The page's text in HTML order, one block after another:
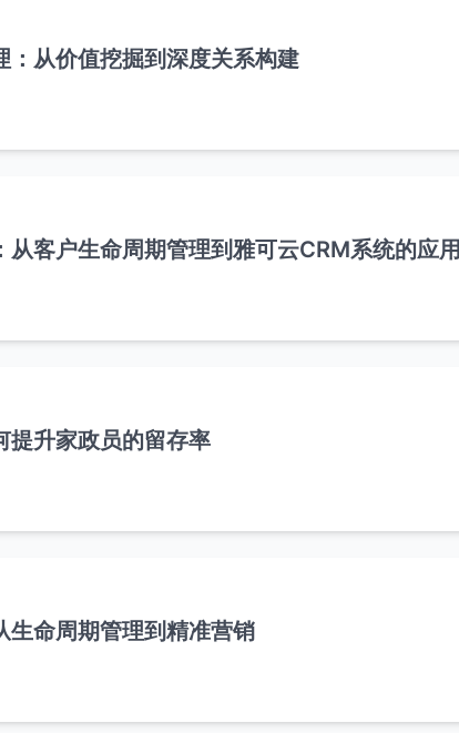
：从价值挖掘到深度关系构建
从客户生命周期管理到雅可云CRM系统的应用
提升家政员的留存率
生命周期管理到精准营销